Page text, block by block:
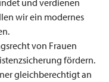
und verdienen
wir ein modernes
von Frauen
fördern.
gleichberechtigt an